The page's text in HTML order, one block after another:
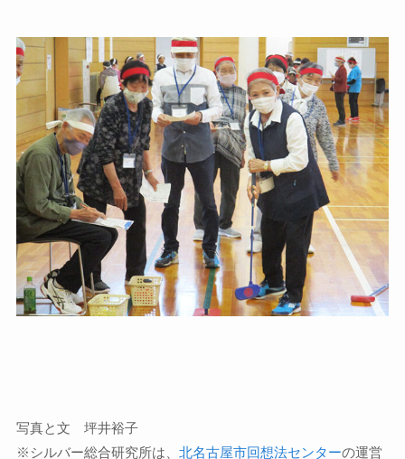
写真と文 坪井裕子
※シルバー総合研究所は、 北名古屋市回想法センターの運営